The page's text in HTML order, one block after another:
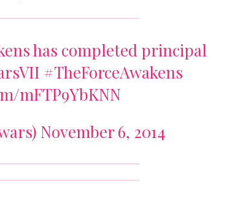
has completed principal
#TheForceAwakens
mFTP9YbKNN
November 6, 2014